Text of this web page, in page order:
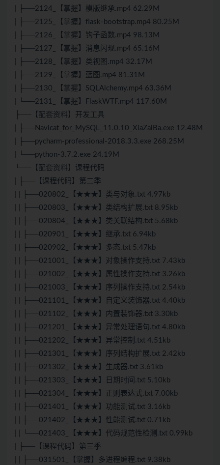
| ├──2124_【掌握】模版继承.mp4 62.29M
| ├──2125_【掌握】flask-bootstrap.mp4 80.25M
| ├──2126_【掌握】钩子函数.mp4 98.13M
| ├──2127_【掌握】消息闪现.mp4 65.16M
| ├──2128_【掌握】类视图.mp4 32.17M
| ├──2129_【掌握】蓝图.mp4 81.31M
| ├──2130_【掌握】SQLAlchemy.mp4 63.36M
| └──2131_【掌握】FlaskWTF.mp4 117.60M
├──【配套资料】开发工具
| ├──Navicat_for_MySQL_11.0.10_XiaZaiBa.exe 12.48M
| ├──pycharm-professional-2018.3.3.exe 268.25M
| └──python-3.7.2.exe 24.19M
└──【配套资料】课程代码
| ├──【课程代码】第二季
| | ├──020802_【★★★】类与对象.txt 4.97kb
| | ├──020803_【★★★】类结构扩展.txt 8.95kb
| | ├──020804_【★★★】类关联结构.txt 5.68kb
| | ├──020901_【★★★】继承.txt 6.94kb
| | ├──020902_【★★★】多态.txt 5.47kb
| | ├──021001_【★★★】对象操作支持.txt 7.43kb
| | ├──021002_【★★★】属性操作支持.txt 3.26kb
| | ├──021003_【★★★】序列操作支持.txt 2.54kb
| | ├──021101_【★★★】自定义装饰器.txt 4.40kb
| | ├──021102_【★★★】内置装饰器.txt 3.30kb
| | ├──021201_【★★★】异常处理语句.txt 4.80kb
| | ├──021202_【★★★】异常控制.txt 4.51kb
| | ├──021301_【★★★】序列结构扩展.txt 2.42kb
| | ├──021302_【★★★】生成器.txt 3.61kb
| | ├──021303_【★★★】日期时间.txt 5.10kb
| | ├──021304_【★★★】正则表达式.txt 7.00kb
| | ├──021401_【★★★】功能测试.txt 3.16kb
| | ├──021402_【★★★】性能测试.txt 0.71kb
| | └──021403_【★★★】代码规范性检测.txt 0.99kb
| ├──【课程代码】第三季
| | ├──031501_【掌握】多进程编程.txt 9.38kb